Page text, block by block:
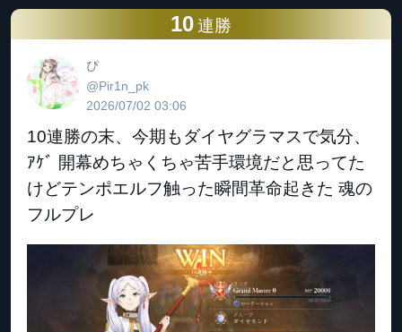
10 連勝
ぴ
@Pir1n_pk
2026/07/02 03:06
10連勝の末、今期もダイヤグラマスで気分、
ｱｹﾞ 開幕めちゃくちゃ苦手環境だと思ってた
けどテンポエルフ触った瞬間革命起きた 魂の
フルプレ